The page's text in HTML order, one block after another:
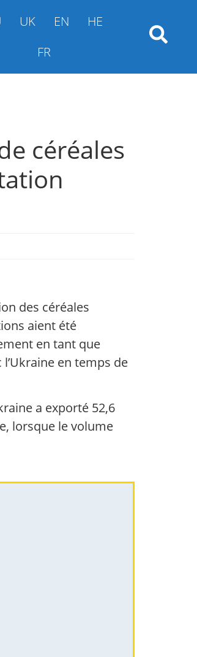
UK EN
HE
FR
céréales
des céréales
aient été
en tant que
en temps de
a exporté 52,6
lorsque le volume